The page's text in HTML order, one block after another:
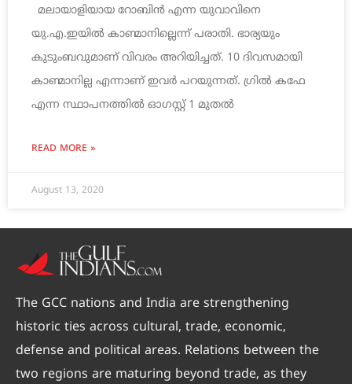
മലായാളിയായ റോബിന്‍ എന്ന യുവാവിനെ
യു.എ.ഇയില്‍ കാണ്മാനില്ലെന്ന് പരാതി. ഭാര്യയും
കുടുംബവുമാണ് വിവരം അറിയിച്ചത്. 10 ദിവസമായി
കാണ്മാനില്ല എന്നാണ് ഇവര്‍ പറയുന്നത്. ഗ്രില്‍ കഫേ
എന്ന സ്ഥാപനത്തില്‍ ഓഗസ്റ്റ് 1 മുതല്‍
READ MORE »
August 13, 2020
The GCC nations and India are strengthening
historic ties across cultural, trade, economic,
defense and political areas. Relations between the
two regions are maturing beyond trade, as they